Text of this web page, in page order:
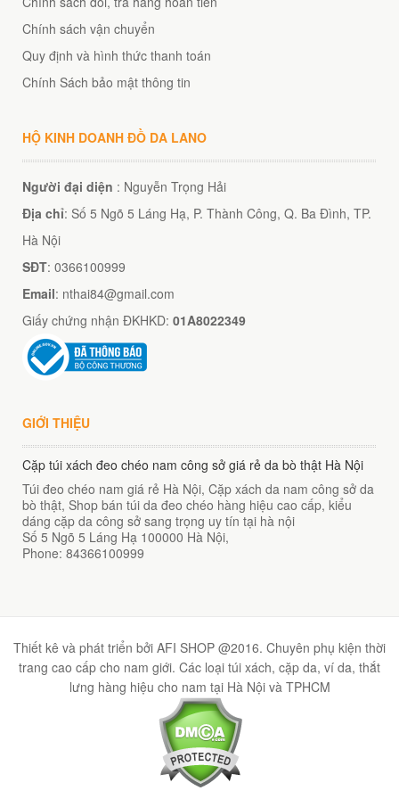
Túi đeo chéo JEEP giá rẻ 002
450,000₫
- 45%
Túi đeo chéo JEEP giá rẻ 001
Cặp Da Bò Công Sở 2018 CD53
2,550,000
- 24%
- 42%
1,450,000
450,000
- 47%
Túi đeo chéo Jeep giá rẻ JR03
350,000₫
1,880,000₫
Túi đeo chéo nam da bò Contact 04
1,100,000 ₫
Túi da nam hàng hiệu đẳng cấp cho phái mạnh Schwarz Etienne
1,320,000₫
Cặp túi xách nam công sở đeo chéo hàng hiệu Schwarz Etienne
- 14%
Túi Xách Nữ Da Kỳ Đà Thật Giá Rẻ
9,990,000₫
Chính sách vận chuyển
Quy định và hình thức thanh toán
Chính Sách bảo mật thông tin
HỘ KINH DOANH ĐỒ DA LANO
Người đại diện : Nguyễn Trọng Hải
Địa chỉ: Số 5 Ngõ 5 Láng Hạ, P. Thành Công, Q. Ba Đình, TP.
Hà Nội
SĐT: 0366100999
Email: nthai84@gmail.com
Giấy chứng nhận ĐKHKD: 01A8022349
GIỚI THIỆU
Cặp túi xách đeo chéo nam công sở giá rẻ da bò thật Hà Nội
Túi đeo chéo nam giá rẻ Hà Nội, Cặp xách da nam công sở da
bò thật, Shop bán túi da đeo chéo hàng hiệu cao cấp, kiểu
dáng cặp da công sở sang trọng uy tín tại hà nội
Số 5 Ngõ 5 Láng Hạ 100000 Hà Nội,
Phone: 84366100999
Thiết kê và phát triển bởi AFI SHOP @2016. Chuyên phụ kiện thời
trang cao cấp cho nam giới. Các loại túi xách, cặp da, ví da, thắt
lưng hàng hiệu cho nam tại Hà Nội và TPHCM